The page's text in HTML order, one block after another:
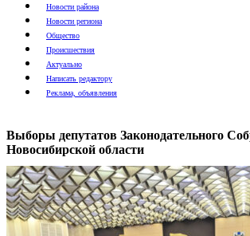
Новости района
Новости региона
Общество
Происшествия
Актуально
Написать редактору
Реклама, объявления
Выборы депутатов Законодательного
Новосибирской области